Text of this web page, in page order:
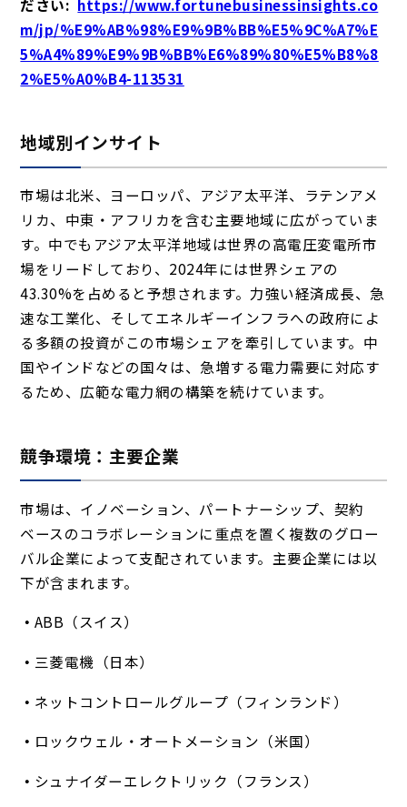
ださい: https://www.fortunebusinessinsights.co
m/jp/%E9%AB%98%E9%9B%BB%E5%9C%A7%E
5%A4%89%E9%9B%BB%E6%89%80%E5%B8%8
2%E5%A0%B4-113531
地域別インサイト
市場は北米、ヨーロッパ、アジア太平洋、ラテンアメ
リカ、中東・アフリカを含む主要地域に広がっていま
す。中でもアジア太平洋地域は世界の高電圧変電所市
場をリードしており、2024年には世界シェアの
43.30%を占めると予想されます。力強い経済成長、急
速な工業化、そしてエネルギーインフラへの政府によ
る多額の投資がこの市場シェアを牽引しています。中
国やインドなどの国々は、急増する電力需要に対応す
るため、広範な電力網の構築を続けています。
競争環境：主要企業
市場は、イノベーション、パートナーシップ、契約
ベースのコラボレーションに重点を置く複数のグロー
バル企業によって支配されています。主要企業には以
下が含まれます。
ABB（スイス）
三菱電機（日本）
ネットコントロールグループ（フィンランド）
ロックウェル・オートメーション（米国）
シュナイダーエレクトリック（フランス）